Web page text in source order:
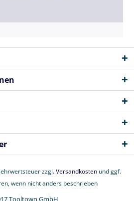
zzgl.Versandkosten und ggf.
wenn nicht anders beschrieben
Tooltown GmbH